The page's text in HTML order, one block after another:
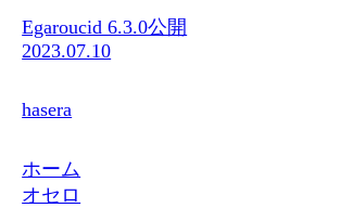
Egaroucid 6.3.0公開
2023.07.10
hasera
ホーム
オセロ